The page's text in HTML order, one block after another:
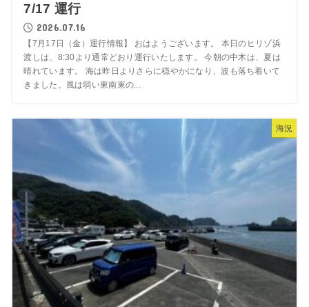
7/17 運行
2026.07.16
【7月17日（金）運行情報】 おはようございます。 本日のヒリゾ浜
渡しは、8:30より通常どおり運行いたします。 今朝の中木は、夏は
晴れています。 海は昨日よりさらに穏やかになり、波も落ち着いて
きました。風は弱い東南東の...
海況